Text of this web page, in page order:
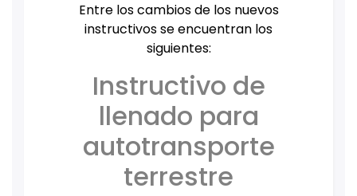
Entre los cambios de los nuevos
instructivos se encuentran los
siguientes:
Instructivo de
llenado para
autotransporte
terrestre